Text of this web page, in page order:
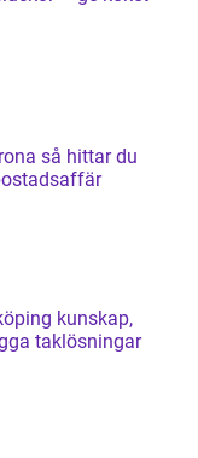
du
taklösningar